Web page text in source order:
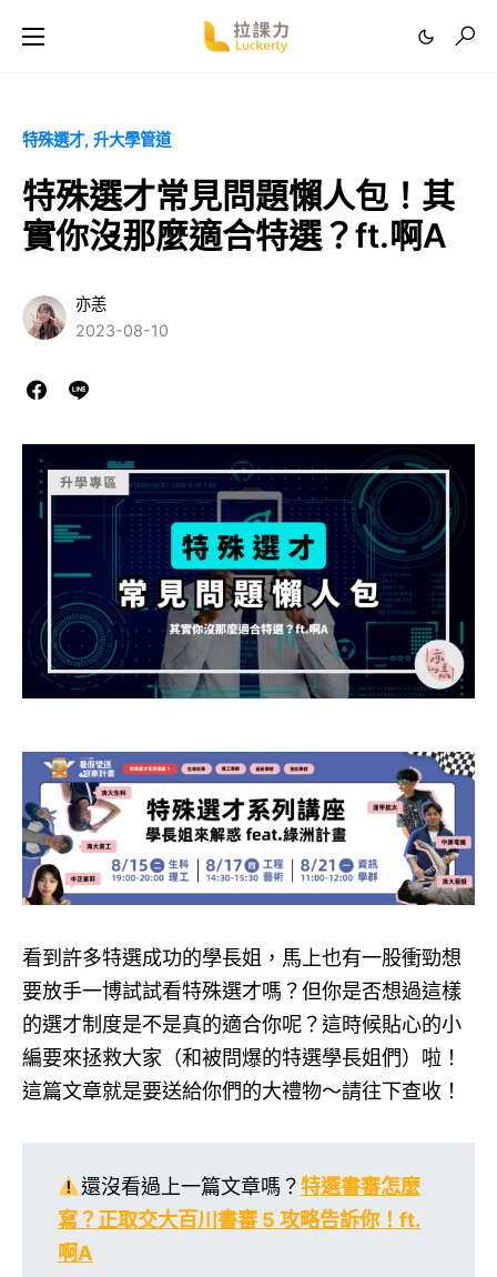
特殊選才 升大學管道
特殊選才常見問題懶人包！其
實你沒那麼適合特選？ft.啊A
亦恙
2023-08-10
看到許多特選成功的學長姐，馬上也有一股衝勁想
要放手一博試試看特殊選才嗎？但你是否想過這樣
的選才制度是不是真的適合你呢？這時候貼心的小
編要來拯救大家（和被問爆的特選學長姐們）啦！
這篇文章就是要送給你們的大禮物～請往下查收！
還沒看過上一篇文章嗎？特選書審怎麼
寫？正取交大百川書審 5 攻略告訴你！ft.
啊A